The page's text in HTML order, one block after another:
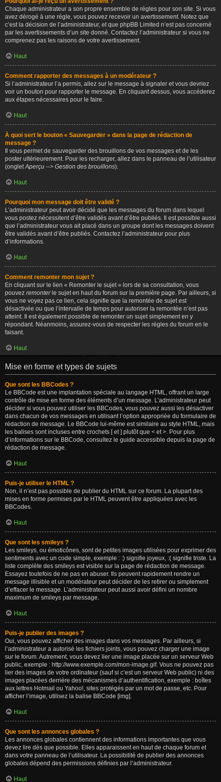
Chaque administrateur a son propre ensemble de règles pour son site. Si vous
avez dérogé à une règle, vous pouvez recevoir un avertissement. Notez que
c’est la décision de l’administrateur, et que phpBB Limited n’est pas concerné
par les avertissements d’un site donné. Contactez l’administrateur si vous ne
comprenez pas les raisons de votre avertissement.
Haut
Comment rapporter des messages à un modérateur ?
Si l’administrateur l’a permis, allez sur le message à signaler et vous devriez
voir un bouton pour rapporter le message. En cliquant dessus, vous accéderez
aux étapes nécessaires pour le faire.
Haut
À quoi sert le bouton « Sauvegarder » dans la page de rédaction de
message ?
Il vous permet de sauvegarder des brouillons de vos messages et de les
poster ultérieurement. Pour les recharger, allez dans le panneau de l’utilisateur
(ongletAperçu --> Gestion des brouillons).
Haut
Pourquoi mon message doit être validé ?
L’administrateur peut avoir décidé que les messages du forum dans lequel
vous postez nécessitent d’être validés avant d’être publiés. Il est possible aussi
que l’administrateur vous ait placé dans un groupe dont les messages doivent
être validés avant d’être publiés. Contactez l’administrateur pour plus
d’informations.
Haut
Comment remonter mon sujet ?
En cliquant sur le lien « Remonter le sujet » lors de sa consultation, vous
pouvez remonterle sujet en haut du forum sur la première page. Par ailleurs, si
vous ne voyez pas ce lien, cela signifie que la remontée de sujet est
désactivée ou que l’intervalle de temps pour autoriser la remontée n’est pas
atteint. Il est également possible de remonter un sujet simplement en y
répondant. Néanmoins, assurez-vous de respecter les règles du forum en le
faisant.
Haut
Mise en forme et types de sujets
Que sont les BBCodes ?
Le BBCode est une implantation spéciale au langage HTML, offrant un large
contrôle de mise en forme des éléments d’un message. L’administrateur peut
décider si vous pouvez utiliser les BBCodes, vous pouvez aussi les désactiver
dans chacun de vos messages en utilisant l’option appropriée du formulaire de
rédaction de message. Le BBCode lui-même est similaire au style HTML, mais
les balises sont incluses entre crochets [ et ] plutôt que < et >. Pour plus
d’informations sur le BBCode, consultez le guide accessible depuis la page de
rédaction de message.
Haut
Puis-je utiliser le HTML ?
Non, il n’est pas possible de publier du HTML sur ce forum. La plupart des
mises en forme permises par le HTML peuvent être appliquées avec les
BBCodes.
Haut
Que sont les smileys ?
Les smileys, ou émoticônes, sont de petites images utilisées pour exprimer des
sentiments avec un code simple, exemple : :) signifie joyeux, :( signifie triste. La
liste complète des smileys est visible sur la page de rédaction de message.
Essayez toutefois de ne pas en abuser. Ils peuvent rapidement rendre un
message illisible et un modérateur peut décider de les retirer ou simplement
d’effacer le message. L’administrateur peut aussi avoir défini un nombre
maximum de smileys par message.
Haut
Puis-je publier des images ?
Oui, vous pouvez afficher des images dans vos messages. Par ailleurs, si
l’administrateur a autorisé les fichiers joints, vous pouvez charger une image
sur le forum. Autrement, vous devez lier une image placée sur un serveur Web
public, exemple : http://www.exemple.com/mon-image.gif. Vous ne pouvez pas
lier des images de votre ordinateur (sauf si c’est un serveur Web public) ni des
images placées derrière des mécanismes d’authentification, exemple : boîtes
aux lettres Hotmail ou Yahoo!, sites protégés par un mot de passe, etc. Pour
afficher l’image, utilisez la balise BBCode [img].
Haut
Que sont les annonces globales ?
Les annonces globales contiennent des informations importantes que vous
devez lire dès que possible. Elles apparaissent en haut de chaque forum et
dans votre panneau de l’utilisateur. La possibilité de publier des annonces
globales dépend des permissions définies par l’administrateur.
Haut